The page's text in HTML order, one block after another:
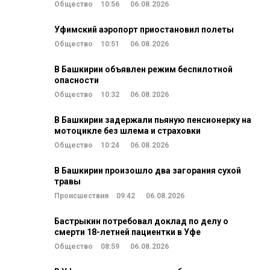
Общество 10:56 06.08.2026
Уфимский аэропорт приостановил полеты
Общество 10:51 06.08.2026
В Башкирии объявлен режим беспилотной
опасности
Общество 10:32 06.08.2026
В Башкирии задержали пьяную пенсионерку на
мотоцикле без шлема и страховки
Общество 10:24 06.08.2026
В Башкирии произошло два загорания сухой
травы
Происшествия 09:42 06.08.2026
Бастрыкин потребовал доклад по делу о
смерти 18-летней пациентки в Уфе
Общество 08:59 06.08.2026